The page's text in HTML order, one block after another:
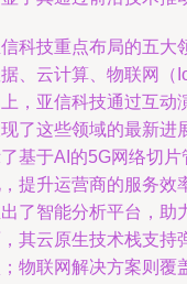
科技重点布局的五大
、云计算、物联网（
，亚信科技通过互动
了这些领域的最新进
基于AI的5G网络切
提升运营商的服务效
了智能分析平台，助
其云原生技术栈支持
物联网解决方案则覆